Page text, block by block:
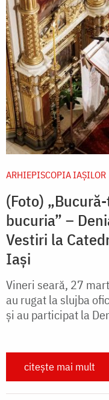
ARHIEPISCOPIA IAŞILOR
(Foto)
bu­curia” –
Vestiri la
Iași
Vineri seară, 27
au rugat la slujba
și au participat la
citește mai mult